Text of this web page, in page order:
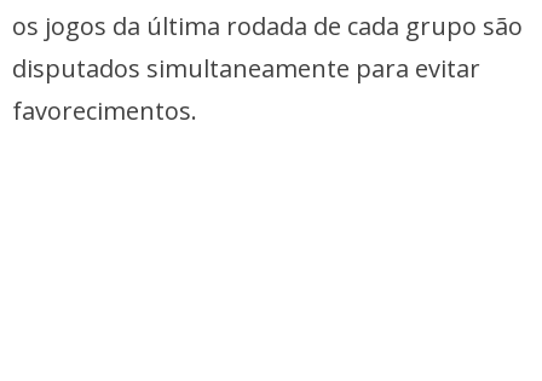
os jogos da última rodada de cada grupo são
disputados simultaneamente para evitar
favorecimentos.